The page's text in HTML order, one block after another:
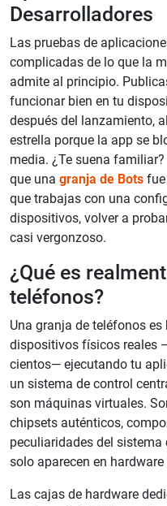
Desarrolladores
Las pruebas de
complicadas de lo que la
admite al principio.
funcionar bien en tu
después del lanzamiento,
estrella porque la app se
media. ¿Te suena
que una granja de Bots fue
que trabajas con una
dispositivos, volver a
casi vergonzoso.
¿Qué es
teléfonos?
Una granja de teléfonos
dispositivos físicos reales
cientos— ejecutando tu
un sistema de control
son máquinas virtuales.
chipsets auténticos,
peculiaridades del
solo aparecen en
Las cajas de hardware